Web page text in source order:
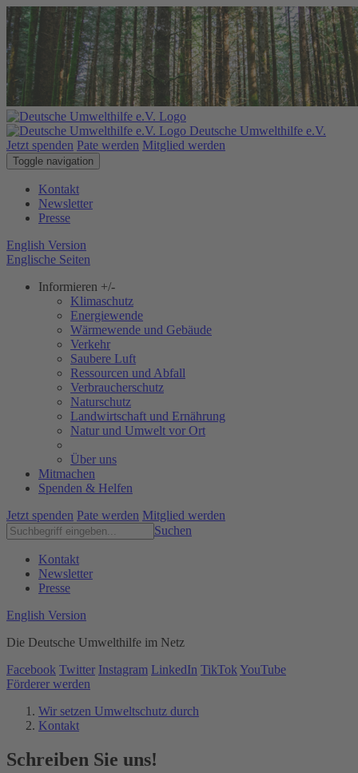
Deutsche Umwelthilfe e.V.
Jetzt spenden Pate werden Mitglied werden
Toggle navigation
Kontakt
Newsletter
Presse
English Version
Englische Seiten
Informieren +/-
Klimaschutz
Energiewende
Wärmewende und Gebäude
Verkehr
Saubere Luft
Ressourcen und Abfall
Verbraucherschutz
Naturschutz
Landwirtschaft und Ernährung
Natur und Umwelt vor Ort
Über uns
Mitmachen
Spenden & Helfen
Jetzt spenden Pate werden Mitglied werden
Suchen
Kontakt
Newsletter
Presse
English Version
Die Deutsche Umwelthilfe im Netz
Facebook Twitter Instagram LinkedIn TikTok YouTube
Förderer werden
Wir setzen Umweltschutz durch
Kontakt
Schreiben Sie uns!